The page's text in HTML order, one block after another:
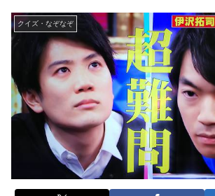
クイズ・なぞなぞ